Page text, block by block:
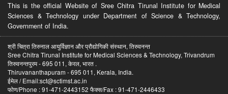
This is the official Website of Sree Chitra Tirunal Institute for Medical
Sciences & Technology under Department of Science & Technology,
Government of India.
श्री चित्रा तिरुनाल आयुर्विज्ञान और प्रौद्योगिकी संस्थान, तिरुवनन्त
Sree Chitra Tirunal Institute for Medical Sciences & Technology, Trivandrum
तिरुवनन्तपुरम - 695 011, केरल, भारत .
Thiruvananthapuram - 695 011, Kerala, India.
ईमेल / Email:sct@sctimst.ac.in
फोण/Phone : 91-471-2443152 फैक्स/Fax : 91-471-2446433